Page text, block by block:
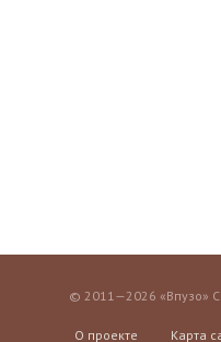
© 2011—2026 «Впузо»
О проекте Карта